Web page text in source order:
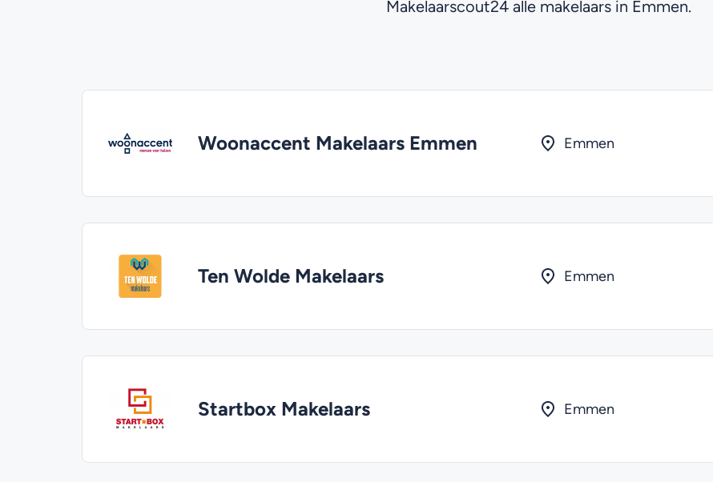
Makelaarscout24 alle makelaars in Emmen.
Woonaccent Makelaars Emmen Emmen
Ten Wolde Makelaars Emmen
Startbox Makelaars Emmen